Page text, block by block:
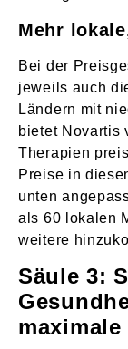
Mehr
Bei der
jeweils auch
Ländern mit
bietet Novartis
Therapien
Preise in
unten
als 60 lokalen
weitere
Säule 3: